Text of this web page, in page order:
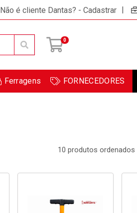
Não é cliente Dantas? - Cadastrar |
0
Ferragens FORNECEDORES
10 produtos ordenados